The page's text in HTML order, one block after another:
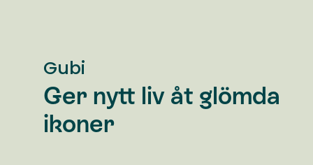
Gubi
Ger nytt liv åt glömda
ikoner